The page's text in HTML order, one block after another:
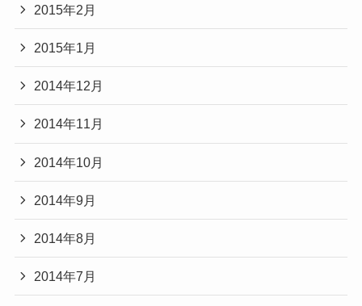
2015年2月
2015年1月
2014年12月
2014年11月
2014年10月
2014年9月
2014年8月
2014年7月